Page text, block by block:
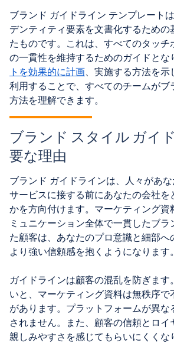
ブランド ガイドライン テンプレート
デンティティ要素を文書化するための
たものです。これは、すべてのタッチ
の一貫性を維持するためのガイドとな
トを効果的に計画 、実施する方法を
利用することで、すべてのチームがブ
方法を理解できます。
ブランド スタイル ガイ
要な理由
ブランド ガイドラインは、人々があ
サービスに接する前にあなたの会社を
かを方向付けます。マーケティング資
ミュニケーション全体で一貫したブラ
た顧客は、あなたのプロ意識と細部へ
より強い信頼感を抱くようになります。
ガイドラインは顧客の混乱を防ぎます
いと、マーケティング資料は無秩序で
があります。プラットフォームが異な
されません。また、顧客の信頼とロイ
親しみやすさを感じてもらいにくくな